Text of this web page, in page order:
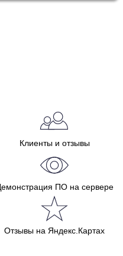
Клиенты и отзывы
ПО на сервере
Отзывы на Яндекс.Картах